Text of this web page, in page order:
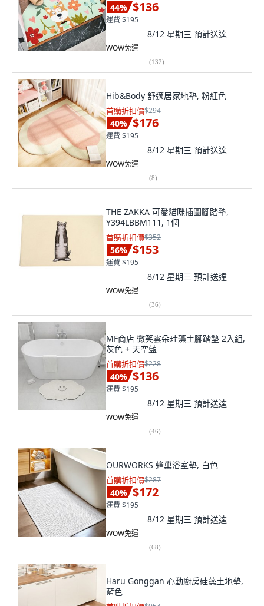
44% $136
運費 $195
8/12 星期三 預計送達
WOW免運
(132)
Hib&Body 舒適居家地墊, 粉紅色
首購折扣價$294
40% $176
運費 $195
8/12 星期三 預計送達
WOW免運
(8)
THE ZAKKA 可愛貓咪插圖腳踏墊,
Y394LBBM111, 1個
首購折扣價$352
56% $153
運費 $195
8/12 星期三 預計送達
WOW免運
(36)
MF商店 微笑雲朵珪藻土腳踏墊 2入組,
灰色 + 天空藍
首購折扣價$228
40% $136
運費 $195
8/12 星期三 預計送達
WOW免運
(46)
OURWORKS 蜂巢浴室墊, 白色
首購折扣價$287
40% $172
運費 $195
8/12 星期三 預計送達
WOW免運
(68)
Haru Gonggan 心動廚房硅藻土地墊,
藍色